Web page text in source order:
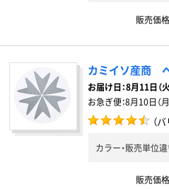
販売価
カミイソ産商
お届け日：8月11日（火
お急ぎ便：8月10日（月
（
カラー・販売単位
販売価